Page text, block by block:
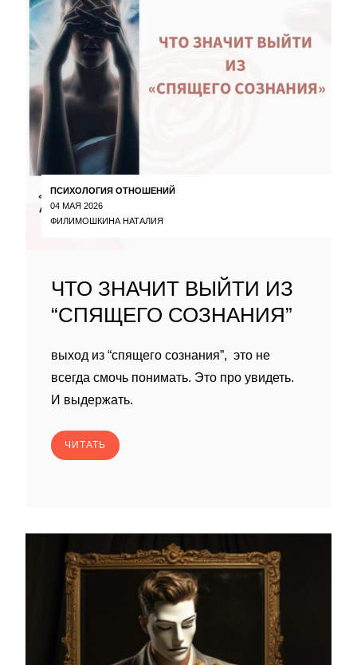
ПСИХОЛОГИЯ ОТНОШЕНИЙ
04 МАЯ 2026
ФИЛИМОШКИНА НАТАЛИЯ
ЧТО ЗНАЧИТ ВЫЙТИ ИЗ
“СПЯЩЕГО СОЗНАНИЯ”
выход из “спящего сознания”, это не
всегда смочь понимать. Это про увидеть.
И выдержать.
ЧИТАТЬ